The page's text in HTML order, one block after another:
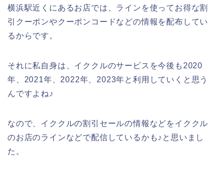
横浜駅近くにあるお店では、ラインを使ってお得な割
引クーポンやクーポンコードなどの情報を配布してい
るからです。
それに私自身は、イククルのサービスを今後も2020
年、2021年、2022年、2023年と利用していくと思う
んですよね♪
なので、イククルの割引セールの情報などをイククル
のお店のラインなどで配信しているかも♪と思いまし
た。